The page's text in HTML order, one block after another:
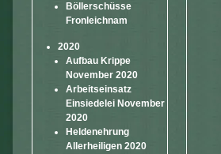
Böllerschüsse
Fronleichnam
2020
Aufbau Krippe
November 2020
Arbeitseinsatz
Einsiedelei November
2020
Heldenehrung
Allerheiligen 2020